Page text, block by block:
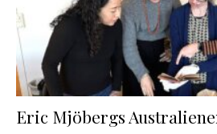
Eric Mjöbergs